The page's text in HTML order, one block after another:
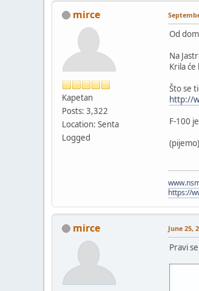
mirce
Kapetan
Posts: 3,322
Location: Senta
Logged
Od
Na
Krila
Što se
http://
F-100
(pijemo)
https://
mirce June 25,
Pravi